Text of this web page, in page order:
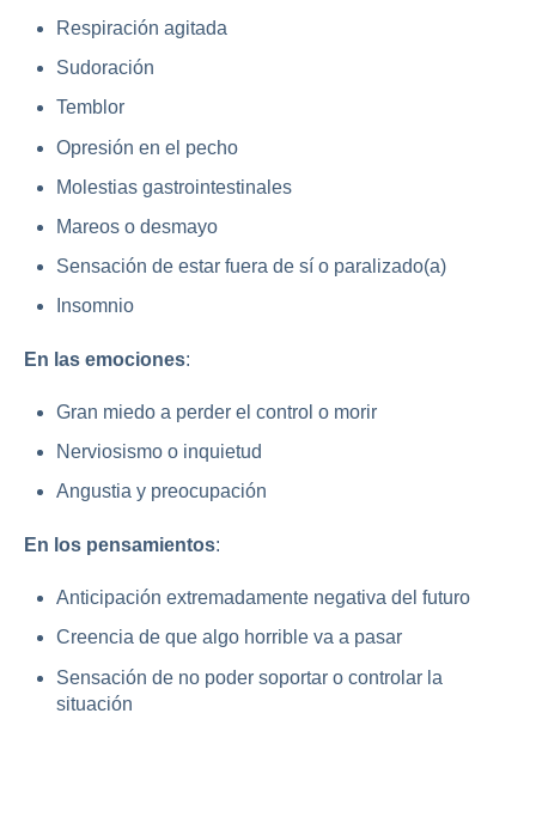
Respiración agitada
Sudoración
Temblor
Opresión en el pecho
Molestias gastrointestinales
Mareos o desmayo
Sensación de estar fuera de sí o paralizado(a)
Insomnio
En las emociones:
Gran miedo a perder el control o morir
Nerviosismo o inquietud
Angustia y preocupación
En los pensamientos:
Anticipación extremadamente negativa del futuro
Creencia de que algo horrible va a pasar
Sensación de no poder soportar o controlar la
situación